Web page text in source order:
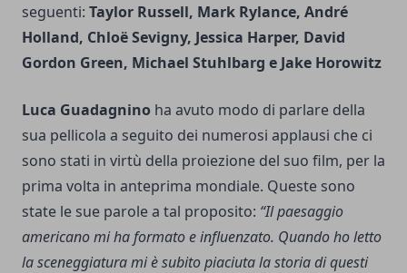
seguenti: Taylor Russell, Mark Rylance, André
Holland, Chloë Sevigny, Jessica Harper, David
Gordon Green, Michael Stuhlbarg e Jake Horowitz
Luca Guadagnino ha avuto modo di parlare della
sua pellicola a seguito dei numerosi applausi che ci
sono stati in virtù della proiezione del suo film, per la
prima volta in anteprima mondiale. Queste sono
state le sue parole a tal proposito: “Il paesaggio
americano mi ha formato e influenzato. Quando ho letto
la sceneggiatura mi è subito piaciuta la storia di questi